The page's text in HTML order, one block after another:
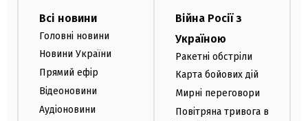
Всі новини
Головні новини
Новини України
Прямий ефір
Відеоновини
Аудіоновини
Війна Росії з
Україною
Ракетні обстріли
Карта бойових дій
Мирні переговори
Повітряна тривога в